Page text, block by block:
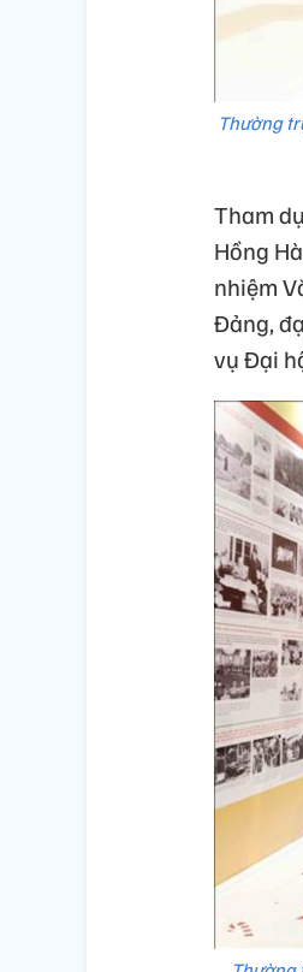
Thường
Tham
Hồng
nhiệm
Đảng,
vụ Đại